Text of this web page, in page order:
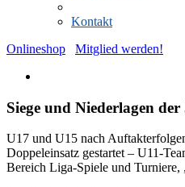
Kontakt
Onlineshop
Mitglied werden!
Siege und Niederlagen
U17 und U15 nach
Doppeleinsatz gestartet – U11-
Bereich Liga-Spiele und